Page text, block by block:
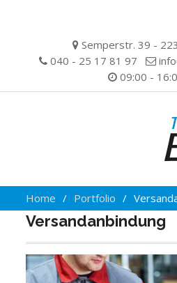
Semperstr. 39 -
040 - 25 17 81 97
09:00 -
Home Portfolio
Versandanbindung